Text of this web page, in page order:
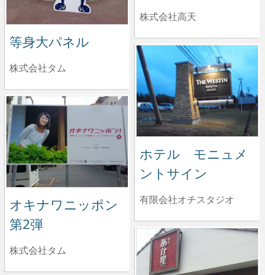
株式会社高天
等身大パネル
株式会社タム
ホテル モニュメ
ントサイン
有限会社オチスタジオ
オキナワニッポン
第2弾
株式会社タム